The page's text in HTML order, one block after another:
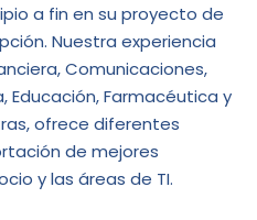
a fin en su proyecto de
Nuestra experiencia
Comunicaciones,
Educación, Farmacéutica y
ofrece diferentes
de mejores
y las áreas de TI.